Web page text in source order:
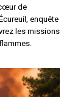
de
enquête
les missions